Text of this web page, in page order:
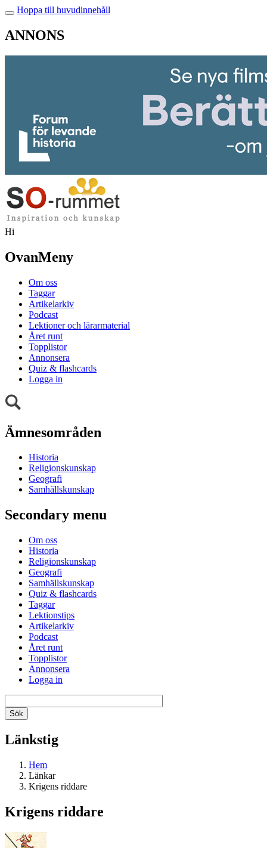
Hoppa till huvudinnehåll
ANNONS
Hi
OvanMeny
Om oss
Taggar
Artikelarkiv
Podcast
Lektioner och lärarmaterial
Året runt
Topplistor
Annonsera
Quiz & flashcards
Logga in
Ämnesområden
Historia
Religionskunskap
Geografi
Samhällskunskap
Secondary menu
Om oss
Historia
Religionskunskap
Geografi
Samhällskunskap
Quiz & flashcards
Taggar
Lektionstips
Artikelarkiv
Podcast
Året runt
Topplistor
Annonsera
Logga in
Länkstig
Hem
Länkar
Krigens riddare
Krigens riddare